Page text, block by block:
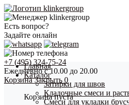
Есть вопрос?
Задайте онлайн
+7 (495) 324-75-24
Ежедневно с 10.00 до 20.00
Корзина Закрыть 0
Корзина пуста
Главная
Каталог
Затирки для швов
Кладочные смеси и
Смеси для укладки